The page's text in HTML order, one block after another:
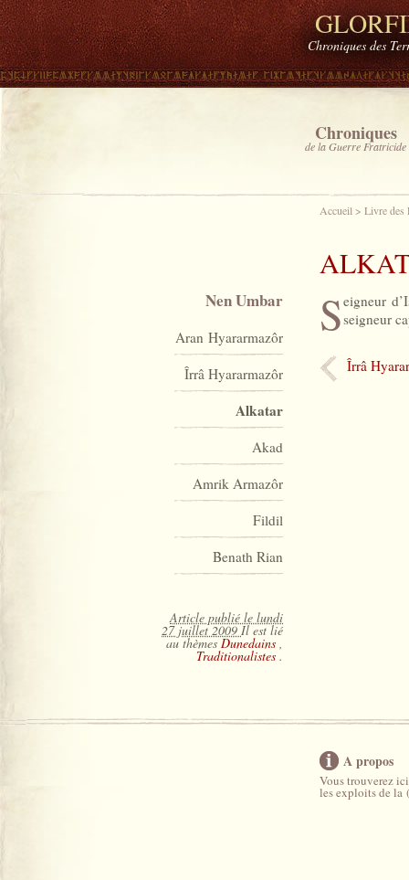
Chroniques des
Chroniques
de la Guerre Fratricide
Accueil > Livre des
Seigneur
seigneur
Îrrâ
Nen Umbar
Aran Hyararmazôr
Îrrâ Hyararmazôr
Alkatar
Akad
Amrik Armazôr
Fildil
Benath Rian
Article publié le lundi
27 juillet 2009Il est lié
au thèmesDunedains ,
Traditionalistes .
A propos
Vous trouverez
les exploits de